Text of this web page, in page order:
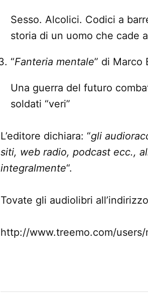
Sesso. Alcolici. Codici a
storia di un uomo che cade
“Fanteria mentale” di Marco
Una guerra del futuro
soldati “veri”
L’editore dichiara: “gli
siti, web radio, podcast ecc.,
integralmente“.
Tovate gli audiolibri
http://www.treemo.com/